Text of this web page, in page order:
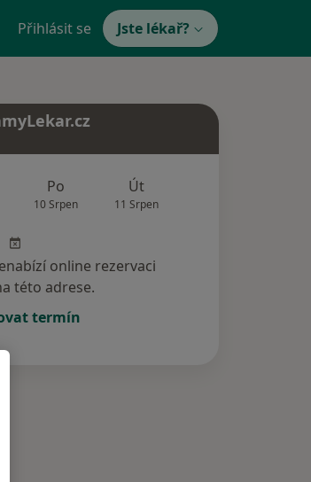
Přihlásit se Jste lékař?
Po
10 Srpen
Út
11 Srpen
online rezervaci
této adrese.
termín